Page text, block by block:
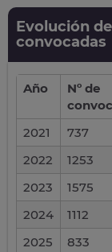
Evolución
convocadas
Año
Nº de
2021
737
2022
1253
2023
1575
2024
1112
2025
833